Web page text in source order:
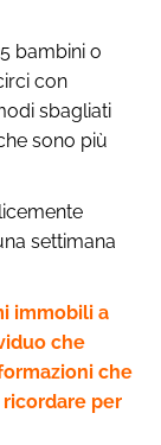
bambini o
con
sbagliati
sono più
settimana
immobili a
che
che
per